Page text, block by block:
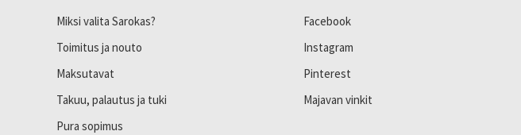
Miksi valita Sarokas?
Toimitus ja nouto
Maksutavat
Takuu, palautus ja tuki
Pura sopimus
Facebook
Instagram
Pinterest
Majavan vinkit